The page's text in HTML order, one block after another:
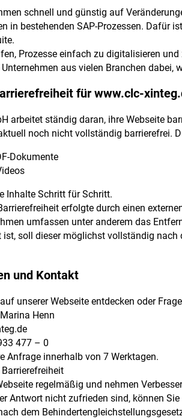
schnell und günstig auf
in bestehenden SAP-Prozessen. Dafür
Prozesse einfach zu digitalisieren
aus vielen Branchen
für www.clc-
arbeitet ständig daran, ihre Webseite
noch nicht vollständig barrierefrei.
Dokumente
Inhalte Schritt für Schritt.
erfolgte durch einen
umfassen unter anderem das
soll dieser möglichst vollständig nach
und Kontakt
unserer Webseite entdecken oder
Henn
477 – 0
Anfrage innerhalb von 7 Werktagen.
regelmäßig und nehmen
Antwort nicht zufrieden sind, können
dem